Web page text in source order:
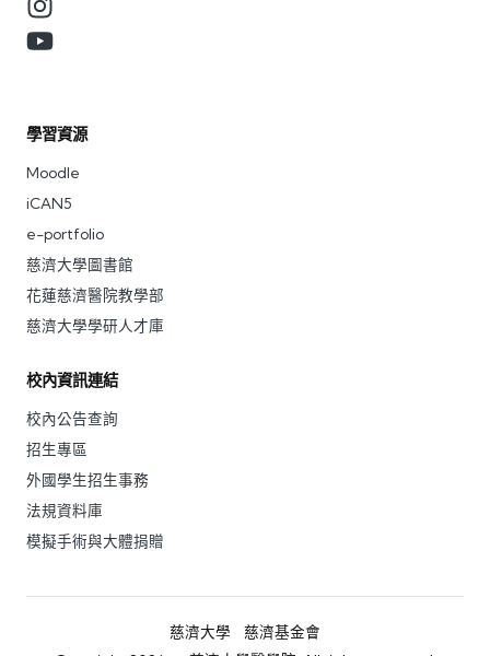
學習資源
Moodle
iCAN5
e-portfolio
慈濟大學圖書館
花蓮慈濟醫院教學部
慈濟大學學研人才庫
校內資訊連結
校內公告查詢
招生專區
外國學生招生事務
法規資料庫
模擬手術與大體捐贈
慈濟大學
慈濟基金會